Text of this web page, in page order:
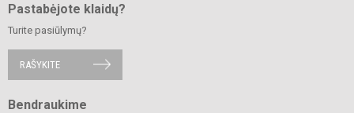
Pastabėjote klaidų?
Turite pasiūlymų?
RAŠYKITE
Bendraukime